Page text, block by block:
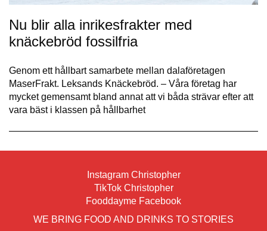
Nu blir alla inrikesfrakter med
knäckebröd fossilfria
Genom ett hållbart samarbete mellan dalaföretagen
MaserFrakt. Leksands Knäckebröd. – Våra företag har
mycket gemensamt bland annat att vi båda strävar efter att
vara bäst i klassen på hållbarhet
Instagram Christopher
TikTok Christopher
Fooddayme Facebook
WE BRING FOOD AND DRINKS TO STORIES